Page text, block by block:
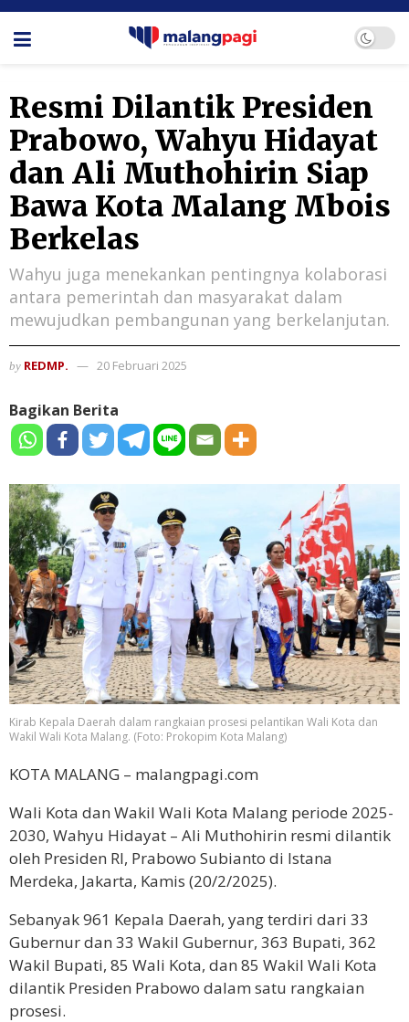
Resmi Dilantik Presiden
Prabowo, Wahyu Hidayat
dan Ali Muthohirin Siap
Bawa Kota Malang Mbois
Berkelas
Wahyu juga menekankan pentingnya kolaborasi
antara pemerintah dan masyarakat dalam
mewujudkan pembangunan yang berkelanjutan.
by REDMP. 20 Februari 2025
Bagikan Berita
Kirab Kepala Daerah dalam rangkaian prosesi pelantikan Wali Kota dan
Wakil Wali Kota Malang. (Foto: Prokopim Kota Malang)
KOTA MALANG – malangpagi.com
Wali Kota dan Wakil Wali Kota Malang periode 2025-
2030, Wahyu Hidayat – Ali Muthohirin resmi dilantik
oleh Presiden RI, Prabowo Subianto di Istana
Merdeka, Jakarta, Kamis (20/2/2025).
Sebanyak 961 Kepala Daerah, yang terdiri dari 33
Gubernur dan 33 Wakil Gubernur, 363 Bupati, 362
Wakil Bupati, 85 Wali Kota, dan 85 Wakil Wali Kota
dilantik Presiden Prabowo dalam satu rangkaian
prosesi.